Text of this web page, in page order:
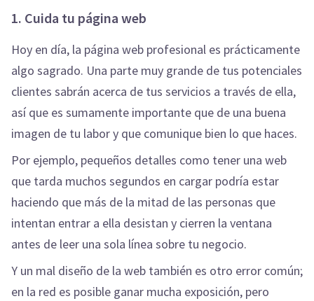
1. Cuida tu página web
Hoy en día, la página web profesional es prácticamente
algo sagrado. Una parte muy grande de tus potenciales
clientes sabrán acerca de tus servicios a través de ella,
así que es sumamente importante que de una buena
imagen de tu labor y que comunique bien lo que haces.
Por ejemplo, pequeños detalles como tener una web
que tarda muchos segundos en cargar podría estar
haciendo que más de la mitad de las personas que
intentan entrar a ella desistan y cierren la ventana
antes de leer una sola línea sobre tu negocio.
Y un mal diseño de la web también es otro error común;
en la red es posible ganar mucha exposición, pero